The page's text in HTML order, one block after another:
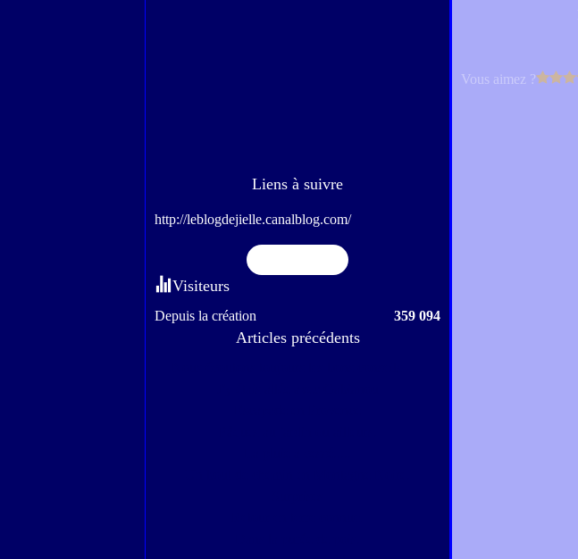
Liens à suivre
http://leblogdejielle.canalblog.com/
Visiteurs
Depuis la création 359 094
Articles précédents
Vous aimez ?